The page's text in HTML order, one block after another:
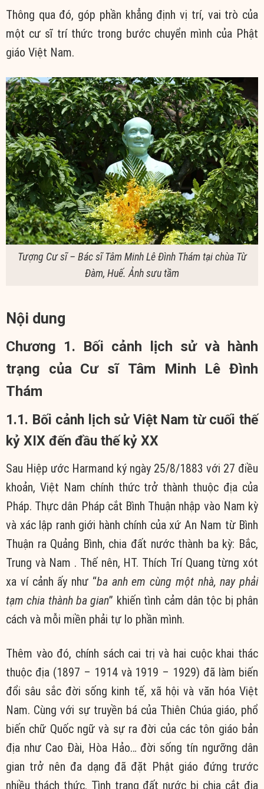
Thông qua đó, góp phần khẳng định vị trí, vai trò của
một cư sĩ trí thức trong bước chuyển mình của Phật
giáo Việt Nam.
Tượng Cư sĩ – Bác sĩ Tâm Minh Lê Đình Thám tại chùa Từ
Đàm, Huế. Ảnh sưu tầm
Nội dung
Chương 1. Bối cảnh lịch sử và hành
trạng của Cư sĩ Tâm Minh Lê Đình
Thám
1.1. Bối cảnh lịch sử Việt Nam từ cuối thế
kỷ XIX đến đầu thế kỷ XX
Sau Hiệp ước Harmand ký ngày 25/8/1883 với 27 điều
khoản, Việt Nam chính thức trở thành thuộc địa của
Pháp. Thực dân Pháp cắt Bình Thuận nhập vào Nam kỳ
và xác lập ranh giới hành chính của xứ An Nam từ Bình
Thuận ra Quảng Bình, chia đất nước thành ba kỳ: Bắc,
Trung và Nam . Thế nên, HT. Thích Trí Quang từng xót
xa ví cảnh ấy như “ba anh em cùng một nhà, nay phải
tạm chia thành ba gian” khiến tình cảm dân tộc bị phân
cách và mỗi miền phải tự lo phần mình.
Thêm vào đó, chính sách cai trị và hai cuộc khai thác
thuộc địa (1897 – 1914 và 1919 – 1929) đã làm biến
đổi sâu sắc đời sống kinh tế, xã hội và văn hóa Việt
Nam. Cùng với sự truyền bá của Thiên Chúa giáo, phổ
biến chữ Quốc ngữ và sự ra đời của các tôn giáo bản
địa như Cao Đài, Hòa Hảo… đời sống tín ngưỡng dân
gian trở nên đa dạng đã đặt Phật giáo đứng trước
nhiều thách thức. Tình trạng đất nước bị chia cắt địa